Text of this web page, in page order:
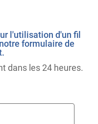
l'utilisation d'un fil
formulaire de
dans les 24 heures.